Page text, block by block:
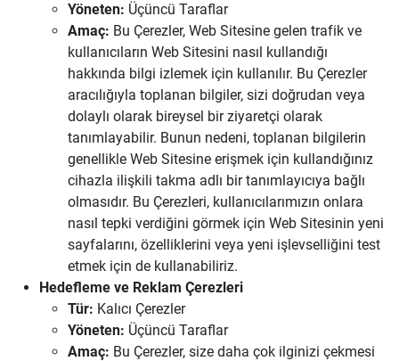
Yöneten: Üçüncü Taraflar
Amaç: Bu Çerezler, Web Sitesine gelen trafik ve
kullanıcıların Web Sitesini nasıl kullandığı
hakkında bilgi izlemek için kullanılır. Bu Çerezler
aracılığıyla toplanan bilgiler, sizi doğrudan veya
dolaylı olarak bireysel bir ziyaretçi olarak
tanımlayabilir. Bunun nedeni, toplanan bilgilerin
genellikle Web Sitesine erişmek için kullandığınız
cihazla ilişkili takma adlı bir tanımlayıcıya bağlı
olmasıdır. Bu Çerezleri, kullanıcılarımızın onlara
nasıl tepki verdiğini görmek için Web Sitesinin yeni
sayfalarını, özelliklerini veya yeni işlevselliğini test
etmek için de kullanabiliriz.
Hedefleme ve Reklam Çerezleri
Tür: Kalıcı Çerezler
Yöneten: Üçüncü Taraflar
Amaç: Bu Çerezler, size daha çok ilginizi çekmesi